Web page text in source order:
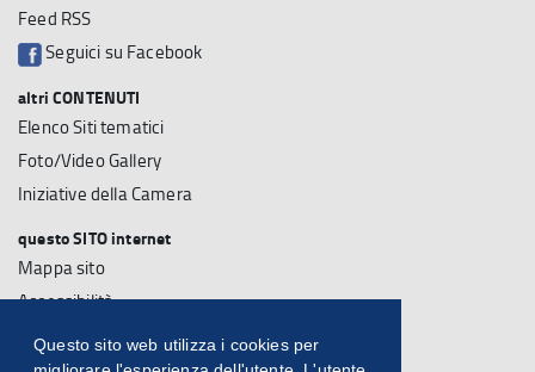
Questo sito web utilizza i cookies per
Feed RSS
Seguici su Facebook
altri CONTENUTI
Elenco Siti tematici
Foto/Video Gallery
Iniziative della Camera
questo SITO internet
Mappa sito
Accessibilità
Note Legali